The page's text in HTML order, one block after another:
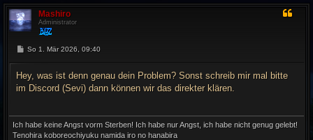
Mashiro
Administrator
B
t
a
So 1. Mär 2026, 09:40
Hey, was ist denn genau dein Problem? Sonst schreib mir mal bitte
im Discord (Sevi) dann können wir das direkter klären.
Ich habe keine Angst vorm Sterben! Ich habe nur Angst, ich habe nicht genug gelebt!
Tenohira koboreochiyuku namida iro no hanabira